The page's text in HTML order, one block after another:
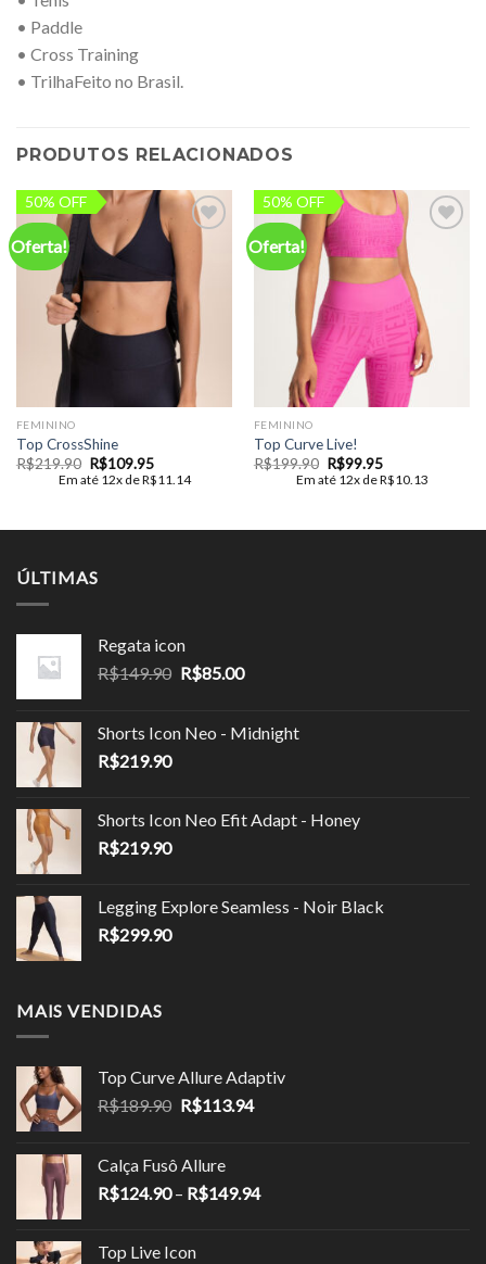
• Paddle
• Cross Training
• TrilhaFeito no Brasil.
PRODUTOS RELACIONADOS
Oferta!
50% OFF
Add to
wishlist
FEMININO
Top CrossShine
R$219.90 O
preço
R$109.95O
preço
atual
Em até 12x deR$11.14
Oferta!
50% OFF
wishlist
FEMININO
Top Curve Live!
R$199.90 O
preço
R$99.95O
preço
atual
Em até 12x deR$10.13
ÚLTIMAS
Regata icon
R$149.90 O
era:
R$85.00O
é:
Shorts Icon Neo - Midnight
R$219.90
Shorts Icon Neo Efit Adapt - Honey
R$219.90
Legging Explore Seamless - Noir Black
R$299.90
MAIS VENDIDAS
Top Curve Allure Adaptiv
R$189.90 O
era:
R$189.90.
R$113.94O
R$113.94.
Calça Fusô Allure
R$124.90 – R$149.94Faixa
Top Live Icon